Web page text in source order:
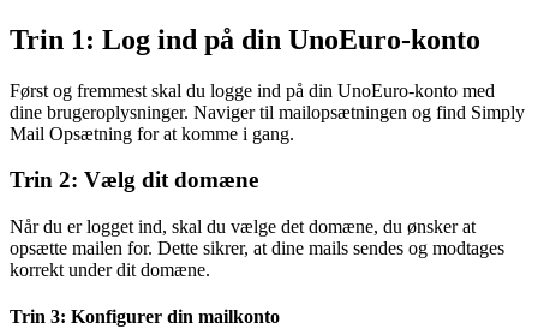
Trin 1: Log ind på din UnoEuro-konto
Først og fremmest skal du logge ind på din UnoEuro-konto med
dine brugeroplysninger. Naviger til mailopsætningen og find Simply
Mail Opsætning for at komme i gang.
Trin 2: Vælg dit domæne
Når du er logget ind, skal du vælge det domæne, du ønsker at
opsætte mailen for. Dette sikrer, at dine mails sendes og modtages
korrekt under dit domæne.
Trin 3: Konfigurer din mailkonto